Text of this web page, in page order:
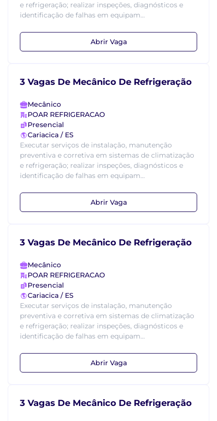
e refrigeração; realizar inspeções, diagnósticos e
identificação de falhas em equipam...
Abrir Vaga
3 Vagas De Mecânico De Refrigeração
Mecânico
POAR REFRIGERACAO
Presencial
Cariacica / ES
Executar serviços de instalação, manutenção
preventiva e corretiva em sistemas de climatização
e refrigeração; realizar inspeções, diagnósticos e
identificação de falhas em equipam...
Abrir Vaga
3 Vagas De Mecânico De Refrigeração
Mecânico
POAR REFRIGERACAO
Presencial
Cariacica / ES
Executar serviços de instalação, manutenção
preventiva e corretiva em sistemas de climatização
e refrigeração; realizar inspeções, diagnósticos e
identificação de falhas em equipam...
Abrir Vaga
3 Vagas De Mecânico De Refrigeração